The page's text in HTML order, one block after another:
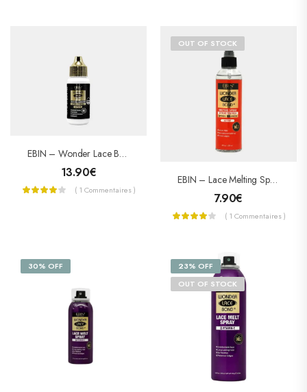
EBIN – Wonder Lace Bond Adhesive – Colle Pour Lace Wig Extreme Firm Hold – SUPREME
13.90€
( 1 Commentaires )
OUT OF STOCK
EBIN – Lace Melting Spray – Spray Collant Pour Lace – Active
7.90€
( 1 Commentaires )
30% OFF
23% OFF
OUT OF STOCK